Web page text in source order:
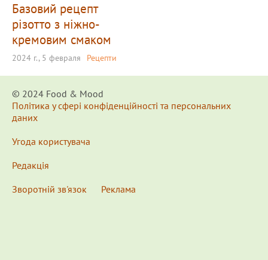
Базовий рецепт
різотто з ніжно-
кремовим смаком
2024 г., 5 февраля Рецепти
© 2024 Food & Мood
Політика у сфері конфіденційності та персональних
даних
Угода користувача
Редакція
Зворотній зв'язок
Реклама